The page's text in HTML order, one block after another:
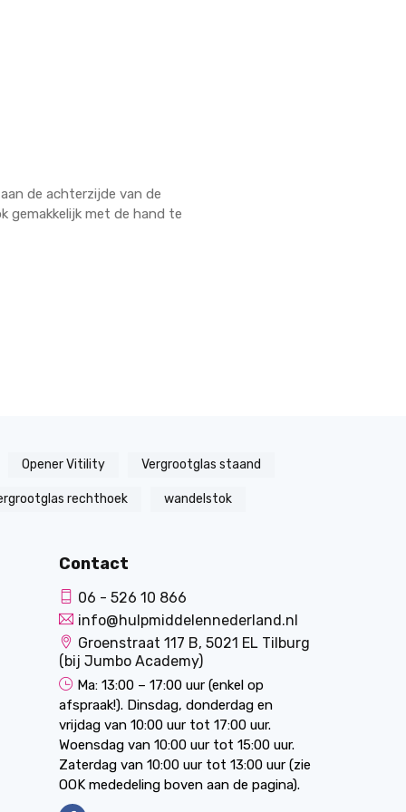
de achterzijde van de
gemakkelijk met de hand te
Opener Vitility Vergrootglas staand
rechthoek wandelstok
Contact
06 - 526 10 866
info@hulpmiddelennederland.nl
Groenstraat 117 B, 5021 EL Tilburg
(bij Jumbo Academy)
Ma: 13:00 – 17:00 uur (enkel op
afspraak!). Dinsdag, donderdag en
vrijdag van 10:00 uur tot 17:00 uur.
Woensdag van 10:00 uur tot 15:00 uur.
Zaterdag van 10:00 uur tot 13:00 uur (zie
OOK mededeling boven aan de pagina).